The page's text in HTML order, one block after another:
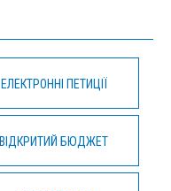
ЕЛЕКТРОННІ ПЕТИЦІЇ
ВІДКРИТИЙ БЮДЖЕТ